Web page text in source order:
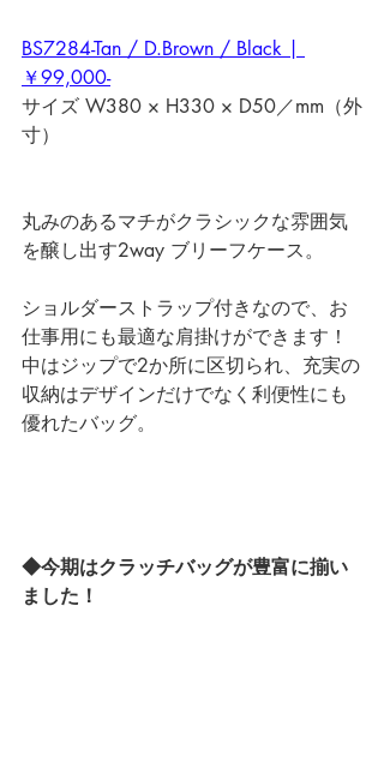
BS7284-Tan / D.Brown / Black |
￥99,000-
サイズ W380 × H330 × D50／mm（外
寸）
丸みのあるマチがクラシックな雰囲気
を醸し出す2way ブリーフケース。
ショルダーストラップ付きなので、お
仕事用にも最適な肩掛けができます！
中はジップで2か所に区切られ、充実の
収納はデザインだけでなく利便性にも
優れたバッグ。
◆今期はクラッチバッグが豊富に揃い
ました！